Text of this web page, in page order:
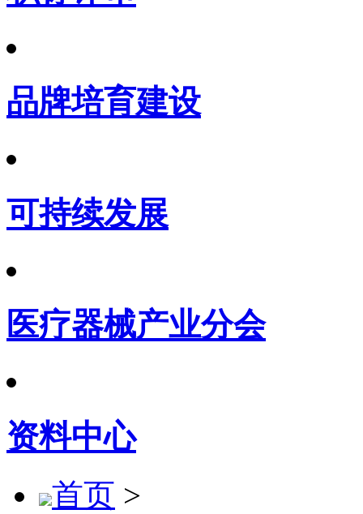
品牌培育建设
可持续发展
医疗器械产业分会
资料中心
首页 >